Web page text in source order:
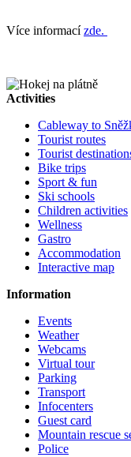
Více informacízde.
Activities
Cableway to
Tourist routes
Tourist
Bike trips
Sport & fun
Ski schools
Children activities
Wellness
Gastro
Accommodation
Interactive map
Information
Events
Weather
Webcams
Virtual tour
Parking
Transport
Infocenters
Guest card
Mountain rescue
Police